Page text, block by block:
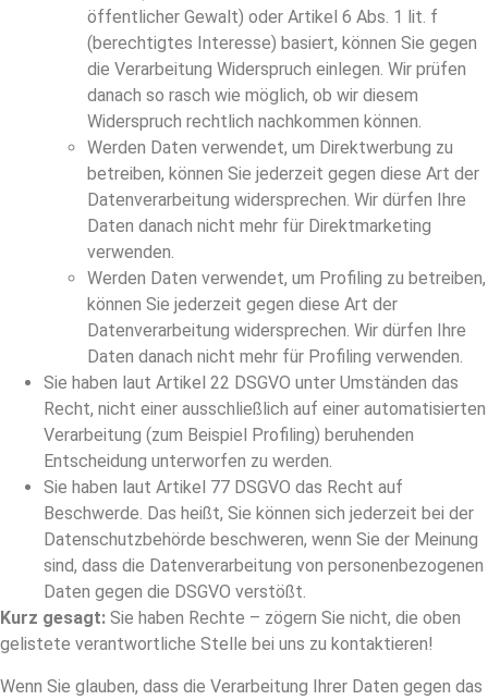
öffentlicher Gewalt) oder Artikel 6 Abs. 1 lit. f
(berechtigtes Interesse) basiert, können Sie gegen
die Verarbeitung Widerspruch einlegen. Wir prüfen
danach so rasch wie möglich, ob wir diesem
Widerspruch rechtlich nachkommen können.
Werden Daten verwendet, um Direktwerbung zu
betreiben, können Sie jederzeit gegen diese Art der
Datenverarbeitung widersprechen. Wir dürfen Ihre
Daten danach nicht mehr für Direktmarketing
verwenden.
Werden Daten verwendet, um Profiling zu betreiben,
können Sie jederzeit gegen diese Art der
Datenverarbeitung widersprechen. Wir dürfen Ihre
Daten danach nicht mehr für Profiling verwenden.
Sie haben laut Artikel 22 DSGVO unter Umständen das
Recht, nicht einer ausschließlich auf einer automatisierten
Verarbeitung (zum Beispiel Profiling) beruhenden
Entscheidung unterworfen zu werden.
Sie haben laut Artikel 77 DSGVO das Recht auf
Beschwerde. Das heißt, Sie können sich jederzeit bei der
Datenschutzbehörde beschweren, wenn Sie der Meinung
sind, dass die Datenverarbeitung von personenbezogenen
Daten gegen die DSGVO verstößt.
Kurz gesagt: Sie haben Rechte – zögern Sie nicht, die oben
gelistete verantwortliche Stelle bei uns zu kontaktieren!
Wenn Sie glauben, dass die Verarbeitung Ihrer Daten gegen das